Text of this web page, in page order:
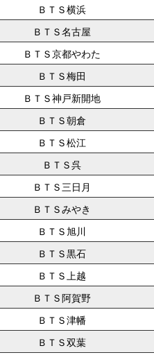
ＢＴＳ横浜
ＢＴＳ名古屋
ＢＴＳ京都やわた
ＢＴＳ梅田
ＢＴＳ神戸新開地
ＢＴＳ朝倉
ＢＴＳ松江
ＢＴＳ呉
ＢＴＳ三日月
ＢＴＳみやき
ＢＴＳ旭川
ＢＴＳ黒石
ＢＴＳ上越
ＢＴＳ阿賀野
ＢＴＳ津幡
ＢＴＳ双葉